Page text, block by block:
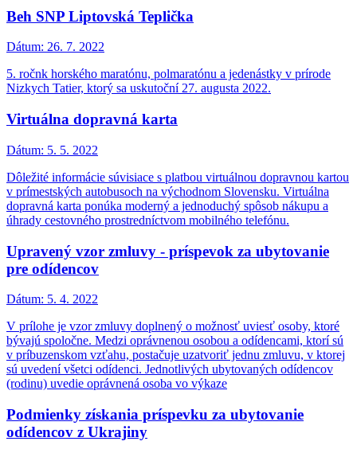
Beh SNP Liptovská Teplička
Dátum: 26. 7. 2022
5. ročnk horského maratónu, polmaratónu a jedenástky v prírode
Nizkych Tatier, ktorý sa uskutoční 27. augusta 2022.
Virtuálna dopravná karta
Dátum: 5. 5. 2022
Dôležité informácie súvisiace s platbou virtuálnou dopravnou kartou
v prímestských autobusoch na východnom Slovensku. Virtuálna
dopravná karta ponúka moderný a jednoduchý spôsob nákupu a
úhrady cestovného prostredníctvom mobilného telefónu.
Upravený vzor zmluvy - príspevok za ubytovanie
pre odídencov
Dátum: 5. 4. 2022
V prílohe je vzor zmluvy doplnený o možnosť uviesť osoby, ktoré
bývajú spoločne. Medzi oprávnenou osobou a odídencami, ktorí sú
v príbuzenskom vzťahu, postačuje uzatvoriť jednu zmluvu, v ktorej
sú uvedení všetci odídenci. Jednotlivých ubytovaných odídencov
(rodinu) uvedie oprávnená osoba vo výkaze
Podmienky získania príspevku za ubytovanie
odídencov z Ukrajiny